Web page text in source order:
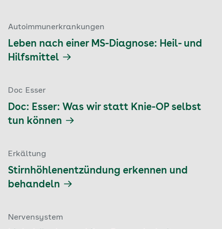
Autoimmunerkrankungen
Leben nach einer MS-Diagnose: Heil- und
Hilfsmittel
Doc Esser
Doc: Esser: Was wir statt Knie-OP selbst
tun können
Erkältung
Stirnhöhlenentzündung erkennen und
behandeln
Nervensystem